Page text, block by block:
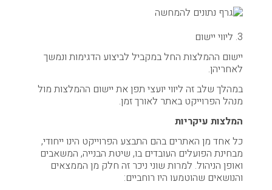
3. ליווי יישום
יישום ההמלצות החל במקביל לביצוע הדגימות ונמשך
לאחריהן.
במהלך שלב זה ליווי יועצי תפן את יישום ההמלצות מול
מנהל הפרוייקט באתר לאורך זמן.
המלצות עיקריות
כל אחד מן האתרים בהם התבצע הפרוייקט הינו ייחודי,
מבחינת הפועלים העובדים בו, שיטת הבנייה, המשאבים
ואופן הניהול. למרות שוני ניכר זה חלק מן הממצאים
והנושאים שהוטמעו היו רוחביים: